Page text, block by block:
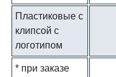
Пластиковые с
клипсой с
логотипом
* при заказе